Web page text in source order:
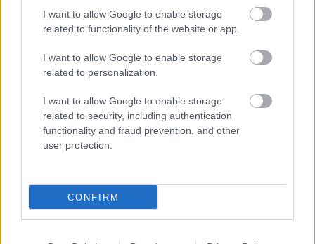
I want to allow Google to enable storage
related to functionality of the website or app.
I want to allow Google to enable storage
related to personalization.
I want to allow Google to enable storage
related to security, including authentication
functionality and fraud prevention, and other
user protection.
CONFIRM
Nem szeretne lemaradni semmiről? Csak egy kattintás, és hírlevelünk a
legfrissebb információkkal és exkluzív tartalmakkal hétről hétre
A SZOL24 legfrissebb 24 cikke
a héten is ingyen csobbanhatunk – nem mindenki örül ennek
(VIDEÓVAL)